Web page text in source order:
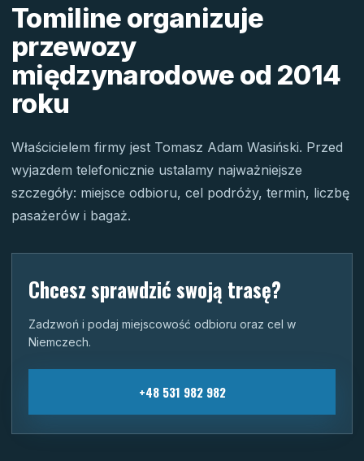
Tomiline organizuje
przewozy
międzynarodowe od 2014
roku
Właścicielem firmy jest Tomasz Adam Wasiński. Przed
wyjazdem telefonicznie ustalamy najważniejsze
szczegóły: miejsce odbioru, cel podróży, termin, liczbę
pasażerów i bagaż.
Chcesz sprawdzić swoją trasę?
Zadzwoń i podaj miejscowość odbioru oraz cel w
Niemczech.
+48 531 982 982